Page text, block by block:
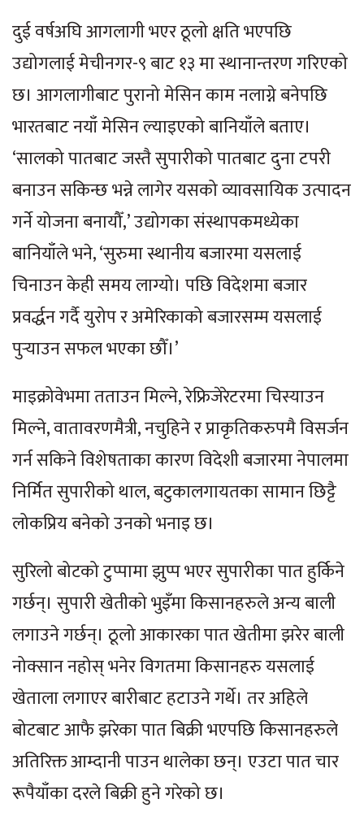
दुई वर्षअघि आगलागी भएर ठूलो क्षति भएपछि
उद्योगलाई मेचीनगर-९ बाट १३ मा स्थानान्तरण गरिएको
छ। आगलागीबाट पुरानो मेसिन काम नलाग्ने बनेपछि
भारतबाट नयाँ मेसिन ल्याइएको बानियाँले बताए।
‘सालको पातबाट जस्तै सुपारीको पातबाट दुना टपरी
बनाउन सकिन्छ भन्ने लागेर यसको व्यावसायिक उत्पादन
गर्ने योजना बनायौँ,’ उद्योगका संस्थापकमध्येका
बानियाँले भने, ‘सुरुमा स्थानीय बजारमा यसलाई
चिनाउन केही समय लाग्यो। पछि विदेशमा बजार
प्रवर्द्धन गर्दै युरोप र अमेरिकाको बजारसम्म यसलाई
पुर्‍याउन सफल भएका छौँ।’
माइक्रोवेभमा तताउन मिल्ने, रेफ्रिजेरेटरमा चिस्याउन
मिल्ने, वातावरणमैत्री, नचुहिने र प्राकृतिकरुपमै विसर्जन
गर्न सकिने विशेषताका कारण विदेशी बजारमा नेपालमा
निर्मित सुपारीको थाल, बटुकालगायतका सामान छिट्टै
लोकप्रिय बनेको उनको भनाइ छ।
सुरिलो बोटको टुप्पामा झुप्प भएर सुपारीका पात हुर्किने
गर्छन्। सुपारी खेतीको भुइँमा किसानहरुले अन्य बाली
लगाउने गर्छन्। ठूलो आकारका पात खेतीमा झरेर बाली
नोक्सान नहोस् भनेर विगतमा किसानहरु यसलाई
खेताला लगाएर बारीबाट हटाउने गर्थे। तर अहिले
बोटबाट आफै झरेका पात बिक्री भएपछि किसानहरुले
अतिरिक्त आम्दानी पाउन थालेका छन्। एउटा पात चार
रूपैयाँका दरले बिक्री हुने गरेको छ।